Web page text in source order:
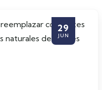
29
JUN